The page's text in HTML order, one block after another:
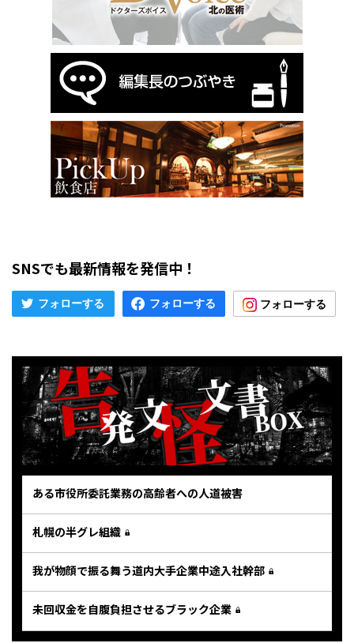
SNSでも最新情報を発信中！
ある市役所委託業務の高齢者への人道被害
札幌の半グレ組織
我が物顔で振る舞う道内大手企業中途入社幹部
未回収金を自腹負担させるブラック企業